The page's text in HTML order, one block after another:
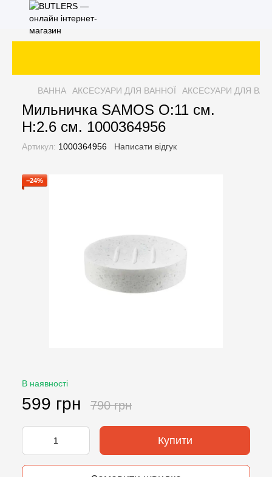
ВАННА АКСЕСУАРИ ДЛЯ ВАННОЇ АКСЕСУАРИ ДЛЯ
Мильничка SAMOS O:11 см.
H:2.6 см. 1000364956
Артикул: 1000364956 Написати відгук
−24%
В наявності
599 грн 790 грн
Купити